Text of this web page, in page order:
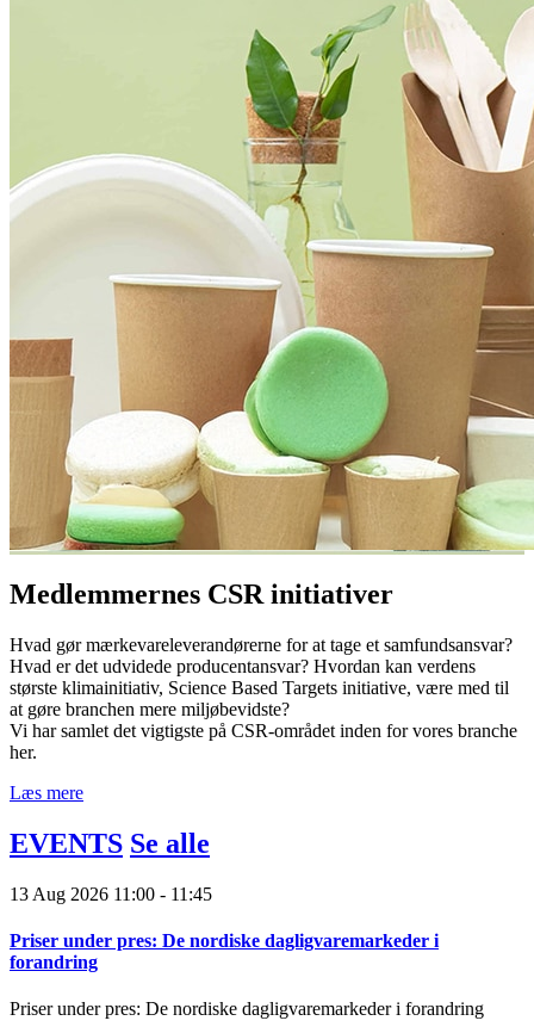
Medlemmernes CSR initiativer
Hvad gør mærkevareleverandørerne for at tage et samfundsansvar?
Hvad er det udvidede producentansvar? Hvordan kan verdens
største klimainitiativ, Science Based Targets initiative, være med til
at gøre branchen mere miljøbevidste?
Vi har samlet det vigtigste på CSR-området inden for vores branche
her.
Læs mere
EVENTS Se alle
13 Aug 2026 11:00 - 11:45
Priser under pres: De nordiske dagligvaremarkeder i
forandring
Priser under pres: De nordiske dagligvaremarkeder i forandring